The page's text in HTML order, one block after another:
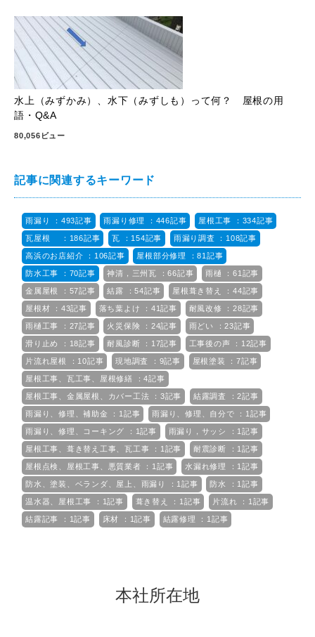
水上（みずかみ）、水下（みずしも）って何？ 屋根の用
語・Q&A
80,056ビュー
記事に関連するキーワード
雨漏り ：493記事 雨漏り修理 ：446記事 屋根工事 ：334記事
瓦屋根 ：186記事 瓦 ：154記事 雨漏り調査 ：108記事
高浜のお店紹介 ：106記事 屋根部分修理 ：81記事
防水工事 ：70記事 神清，三州瓦 ：66記事 雨樋 ：61記事
金属屋根 ：57記事 結露 ：54記事 屋根葺き替え ：44記事
屋根材 ：43記事 落ち葉よけ ：41記事 耐風改修 ：28記事
雨樋工事 ：27記事 火災保険 ：24記事 雨どい ：23記事
滑り止め ：18記事 耐風診断 ：17記事 工事後の声 ：12記事
片流れ屋根 ：10記事 現地調査 ：9記事 屋根塗装 ：7記事
屋根工事、瓦工事、屋根修繕 ：4記事
屋根工事、金属屋根、カバー工法 ：3記事 結露調査 ：2記事
雨漏り、修理、補助金 ：1記事 雨漏り、修理、自分で ：1記事
雨漏り、修理、コーキング ：1記事 雨漏り，サッシ ：1記事
屋根工事、葺き替え工事、瓦工事 ：1記事 耐震診断 ：1記事
屋根点検、屋根工事、悪質業者 ：1記事 水漏れ修理 ：1記事
防水、塗装、ベランダ、屋上、雨漏り ：1記事 防水 ：1記事
温水器、屋根工事 ：1記事 葺き替え ：1記事 片流れ ：1記事
結露記事 ：1記事 床材 ：1記事 結露修理 ：1記事
本社所在地